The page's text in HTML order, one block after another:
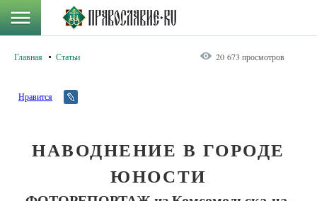
Главная Статьи 20 673 просмотров
Нравится
НАВОДНЕНИЕ В ГОРОДЕ
ЮНОСТИ